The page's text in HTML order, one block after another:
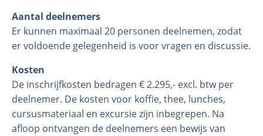
Aantal deelnemers
Er kunnen maximaal 20 personen deelnemen, zodat
er voldoende gelegenheid is voor vragen en discussie.
Kosten
De inschrijfkosten bedragen € 2.295,- excl. btw per
deelnemer. De kosten voor koffie, thee, lunches,
cursusmateriaal en excursie zijn inbegrepen. Na
afloop ontvangen de deelnemers een bewijs van